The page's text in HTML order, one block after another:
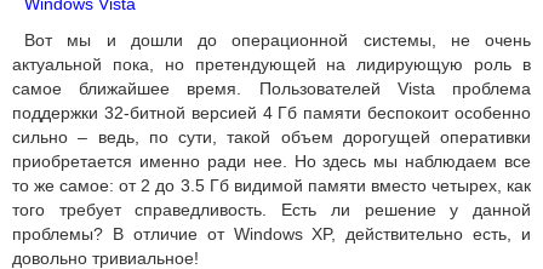
Вот мы и дошли до операционной системы, не очень
актуальной пока, но претендующей на лидирующую роль в
самое ближайшее время. Пользователей Vista проблема
поддержки 32-битной версией 4 Гб памяти беспокоит особенно
сильно – ведь, по сути, такой объем дорогущей оперативки
приобретается именно ради нее. Но здесь мы наблюдаем все
то же самое: от 2 до 3.5 Гб видимой памяти вместо четырех, как
того требует справедливость. Есть ли решение у данной
проблемы? В отличие от Windows XP, действительно есть, и
довольно тривиальное!